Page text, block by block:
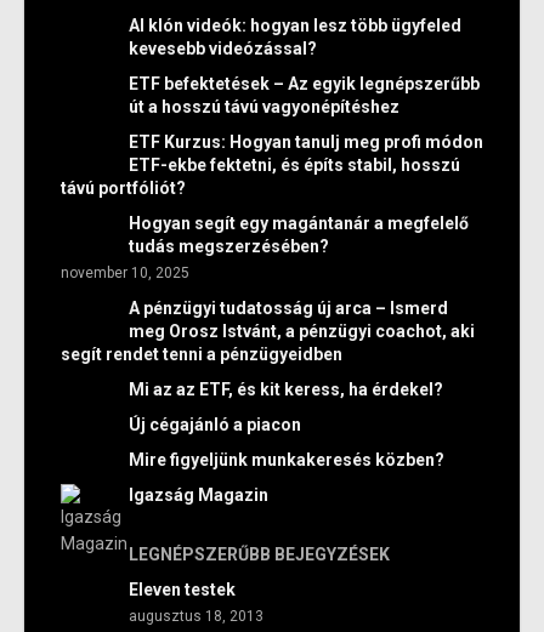
AI klón videók: hogyan lesz több ügyfeled
kevesebb videózással?
ETF befektetések – Az egyik legnépszerűbb
út a hosszú távú vagyonépítéshez
ETF Kurzus: Hogyan tanulj meg profi módon
ETF-ekbe fektetni, és építs stabil, hosszú
távú portfóliót?
Hogyan segít egy magántanár a megfelelő
tudás megszerzésében?
november 10, 2025
A pénzügyi tudatosság új arca – Ismerd
meg Orosz Istvánt, a pénzügyi coachot, aki
segít rendet tenni a pénzügyeidben
Mi az az ETF, és kit keress, ha érdekel?
Új cégajánló a piacon
Mire figyeljünk munkakeresés közben?
Igazság Magazin
LEGNÉPSZERŰBB BEJEGYZÉSEK
Eleven testek
augusztus 18, 2013